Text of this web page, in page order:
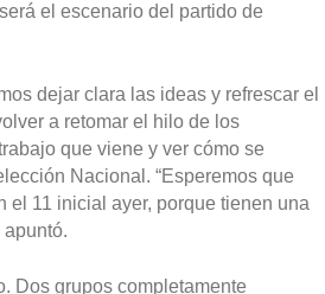
el escenario del partido de
dejar clara las ideas y refrescar el
a retomar el hilo de los
que viene y ver cómo se
Nacional. “Esperemos que
el 11 inicial ayer, porque tienen una
Dos grupos completamente